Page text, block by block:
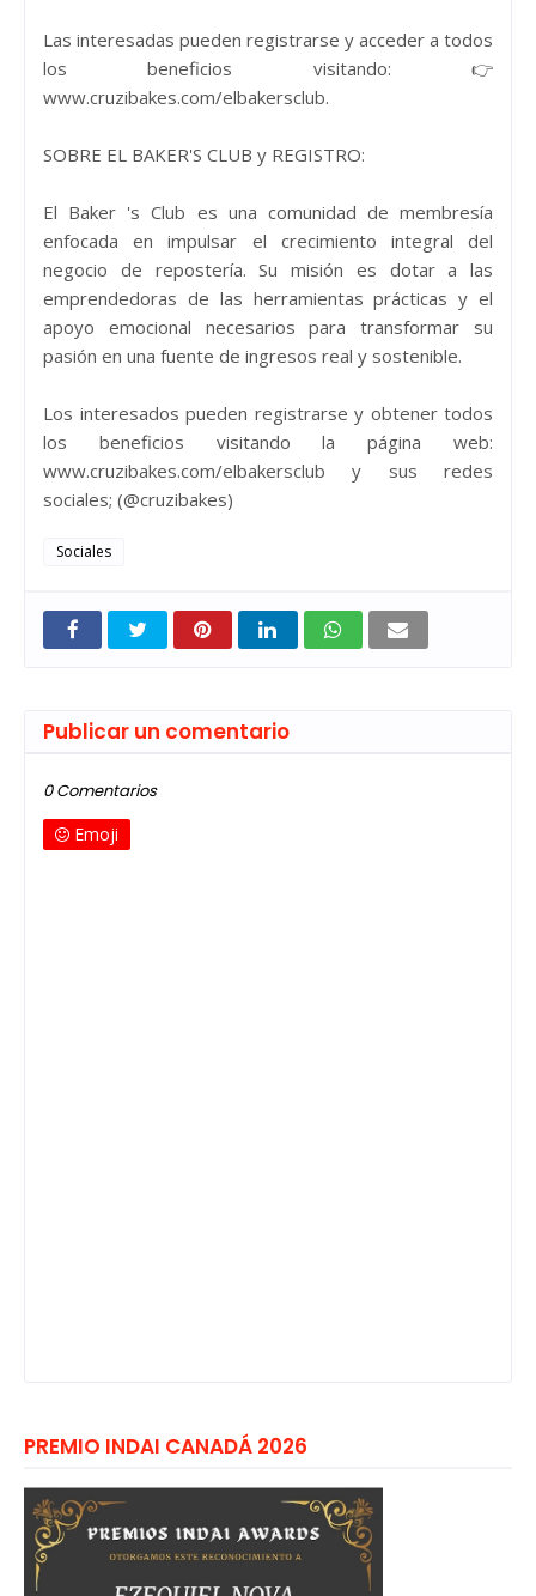
Las interesadas pueden registrarse y acceder a todos
los beneficios visitando: 👉
www.cruzibakes.com/elbakersclub.
SOBRE EL BAKER'S CLUB y REGISTRO:
El Baker 's Club es una comunidad de membresía
enfocada en impulsar el crecimiento integral del
negocio de repostería. Su misión es dotar a las
emprendedoras de las herramientas prácticas y el
apoyo emocional necesarios para transformar su
pasión en una fuente de ingresos real y sostenible.
Los interesados pueden registrarse y obtener todos
los beneficios visitando la página web:
www.cruzibakes.com/elbakersclub y sus redes
sociales; (@cruzibakes)
Sociales
Publicar un comentario
0 Comentarios
Emoji
PREMIO INDAI CANADÁ 2026